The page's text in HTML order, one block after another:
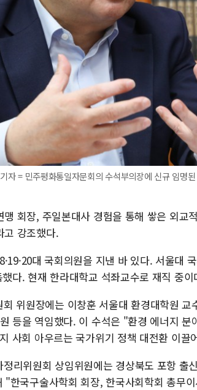
자 = 민주평화통일자문회의 수석부의장에 신규 임명
회장, 주일본대사 경험을 통해 쌓은 외교
고 강조했다.
대 국회의원을 지낸 바 있다. 서울대
다. 현재 한라대학교 석좌교수로 재직 중이
위원장에는 이창훈 서울대 환경대학원
등을 역임했다. 이 수석은 "환경 에너지 분
사회 아우르는 국가위기 정책 대전환 이끌
리위원회 상임위원에는 경상북도 포항 출
"한국구술사학회 회장, 한국사회학회 총무